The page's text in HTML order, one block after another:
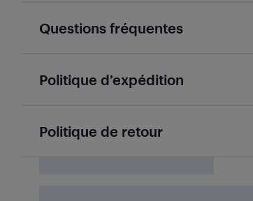
Questions fréquentes
Politique d’expédition
Politique de retour